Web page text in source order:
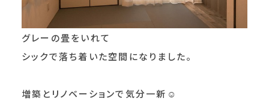
グレーの畳をいれて
シックで落ち着いた空間になりました。
増築とリノベーションで気分一新☺